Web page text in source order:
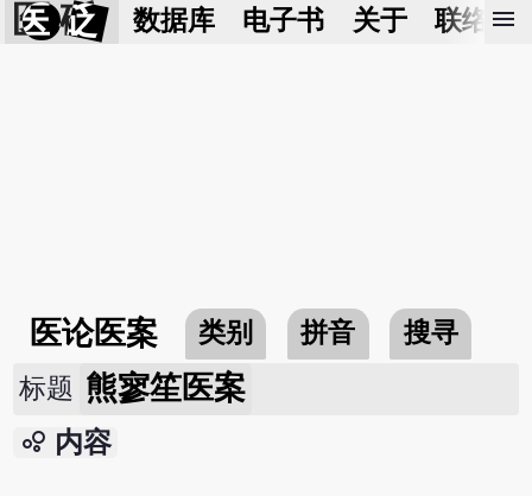
医 砭 数据库 电子书 关于 联络我
menu
医论医案 类别 拼音
搜寻
标题 熊寥笙医案
bubble_chart 内容